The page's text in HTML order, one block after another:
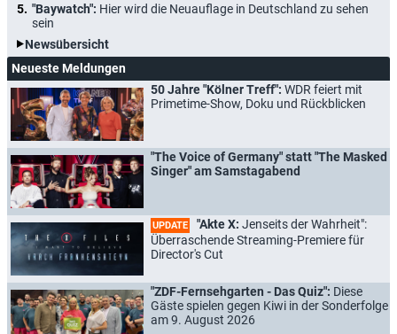
"Baywatch": Hier wird die Neuauflage in Deutschland zu sehen
sein
Newsübersicht
Neueste Meldungen
50 Jahre "Kölner Treff": WDR feiert mit
Primetime-Show, Doku und Rückblicken
"The Voice of Germany" statt "The Masked
Singer" am Samstagabend
UPDATE "Akte X: Jenseits der Wahrheit":
Überraschende Streaming-Premiere für
Director's Cut
"ZDF-Fernsehgarten - Das Quiz": Diese
Gäste spielen gegen Kiwi in der Sonderfolge
am 9. August 2026